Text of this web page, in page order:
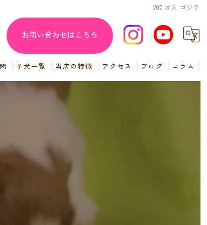
207 オス ゴジラ
お問い合わせはこちら
子犬一覧 当店の特徴
子犬販売
見学
アクセス ブログ コラム